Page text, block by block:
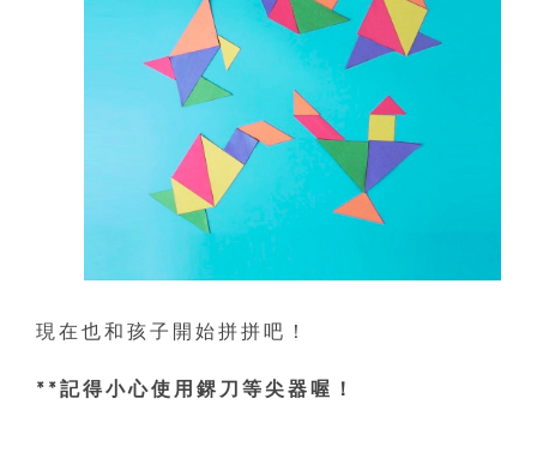
現在也和孩子開始拼拼吧！
**記得小心使用鎅 刀等尖器喔！